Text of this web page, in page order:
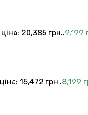
20,385 грн..9,199
15,472 грн..8,199